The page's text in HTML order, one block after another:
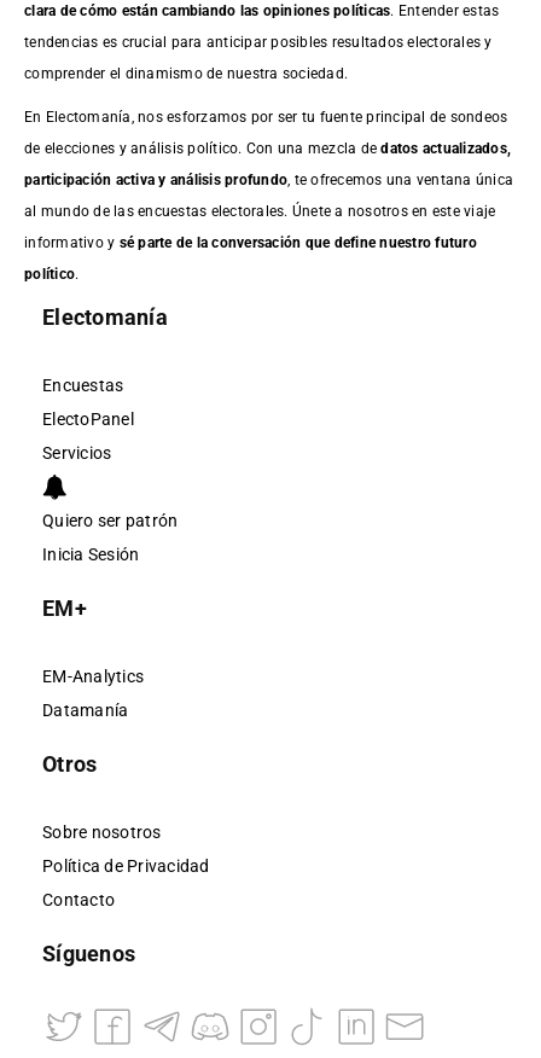
clara de cómo están cambiando las opiniones políticas. Entender estas
tendencias es crucial para anticipar posibles resultados electorales y
comprender el dinamismo de nuestra sociedad.
En Electomanía, nos esforzamos por ser tu fuente principal de sondeos
de elecciones y análisis político. Con una mezcla dedatos actualizados,
participación activa y análisis profundo , te ofrecemos una ventana única
al mundo de las encuestas electorales. Únete a nosotros en este viaje
informativo y sé parte de la conversación que define nuestro futuro
político.
Electomanía
Encuestas
ElectoPanel
Servicios
Quiero ser patrón
Inicia Sesión
EM+
EM-Analytics
Datamanía
Otros
Sobre nosotros
Política de Privacidad
Contacto
Síguenos